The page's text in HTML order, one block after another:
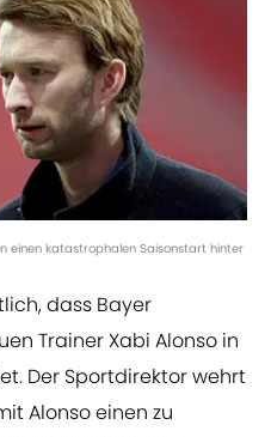
einen katastrophalen Saisonstart hinter
dass Bayer
Trainer Xabi Alonso in
Der Sportdirektor wehrt
Alonso einen zu